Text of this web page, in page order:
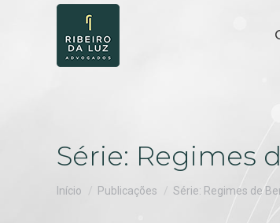
Série: Regimes
Você está aqui:
Início Publicações Série: Regimes de